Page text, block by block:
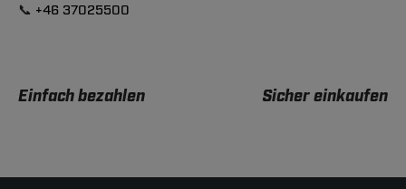
📞 +46 37025500
Einfach bezahlen Sicher einkaufen